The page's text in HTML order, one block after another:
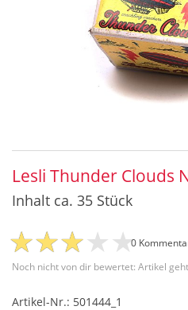
Lesli Thunder Clouds
Inhalt ca. 35 Stück
Noch nicht von dir bewertet: Artikel
0
Artikel-Nr.: 501444_1